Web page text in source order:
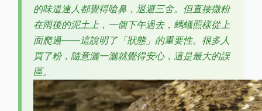
的味道連人都覺得嗆鼻，退避三舍。但直接撒粉
在雨後的泥土上，一個下午過去，螞蟻照樣從上
面爬過——這說明了「狀態」的重要性。很多人
買了粉，隨意灑一灑就覺得安心，這是最大的誤
區。